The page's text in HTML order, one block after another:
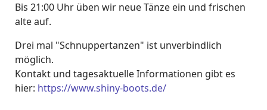
Bis 21:00 Uhr üben wir neue Tänze ein und frischen
alte auf.
Drei mal "Schnuppertanzen" ist unverbindlich
möglich.
Kontakt und tagesaktuelle Informationen gibt es
hier: https://www.shiny-boots.de/